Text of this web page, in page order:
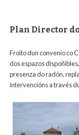
Plan Director
Froito dun convenio co
dos espazos
presenza do radón,
intervencións a través